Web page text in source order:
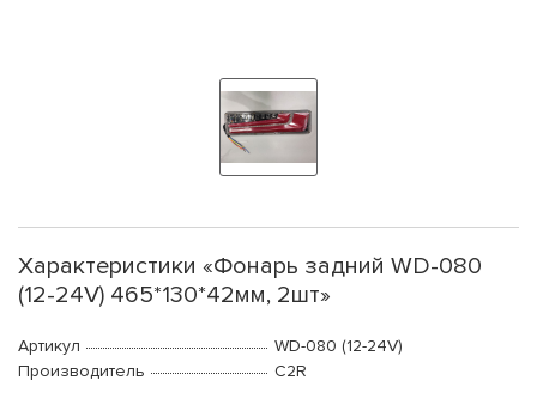
Характеристики «Фонарь задний WD-080
(12-24V) 465*130*42мм, 2шт»
Артикул
WD-080 (12-24V)
Производитель
C2R